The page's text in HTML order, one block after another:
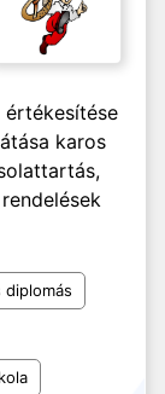
karos
diplomás